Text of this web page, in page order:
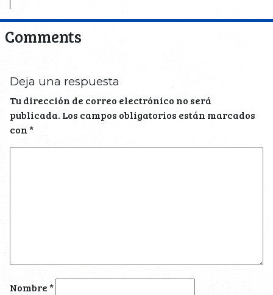
Comments
Deja una respuesta
Tu dirección de correo electrónico no será
publicada. Los campos obligatorios están marcados
con*
Nombre*